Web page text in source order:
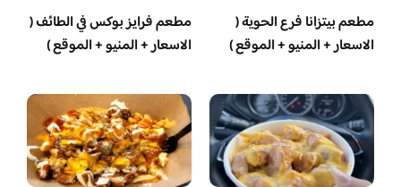
مطعم بيتزانا فرع الحوية (
الاسعار + المنيو + الموقع )
مطعم فرايز بوكس في الطائف (
الاسعار + المنيو + الموقع )